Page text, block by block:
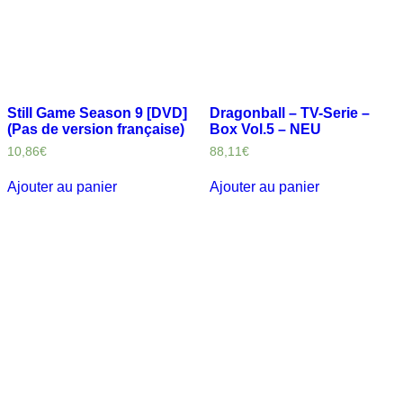
Still Game Season 9 [DVD]
(Pas de version française)
10,86€
Ajouter au panier
Dragonball – TV-Serie –
Box Vol.5 – NEU
88,11€
Ajouter au panier